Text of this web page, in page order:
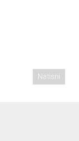
Natisni